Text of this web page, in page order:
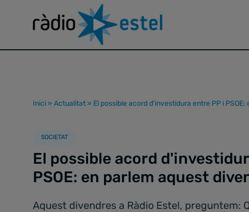
Inici » Actualitat » El possible acord d'investidura entre PP i
SOCIETAT
El possible acord
PSOE: en parlem aquest
Aquest divendres a Ràdio Estel, preguntem: